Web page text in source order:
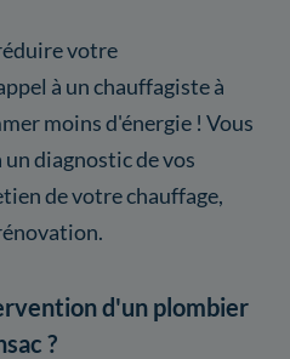
votre
à un chauffagiste à
moins d'énergie ! Vous
diagnostic de vos
de votre chauffage,
d'un plombier
?